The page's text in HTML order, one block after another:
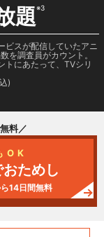
題※3
ビスが配信していたアニ
を調査員がカウント。
トにあたって、TVシリ
)
料／
OK
ためし
14日間無料